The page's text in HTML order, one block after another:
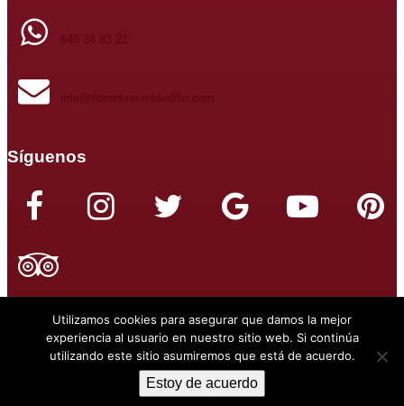
640 34 83 21
info@florentino-robledillo.com
Síguenos
Marcos García © Casas Rurales Florentino
Utilizamos cookies para asegurar que damos la mejor
experiencia al usuario en nuestro sitio web. Si continúa
utilizando este sitio asumiremos que está de acuerdo.
Estoy de acuerdo